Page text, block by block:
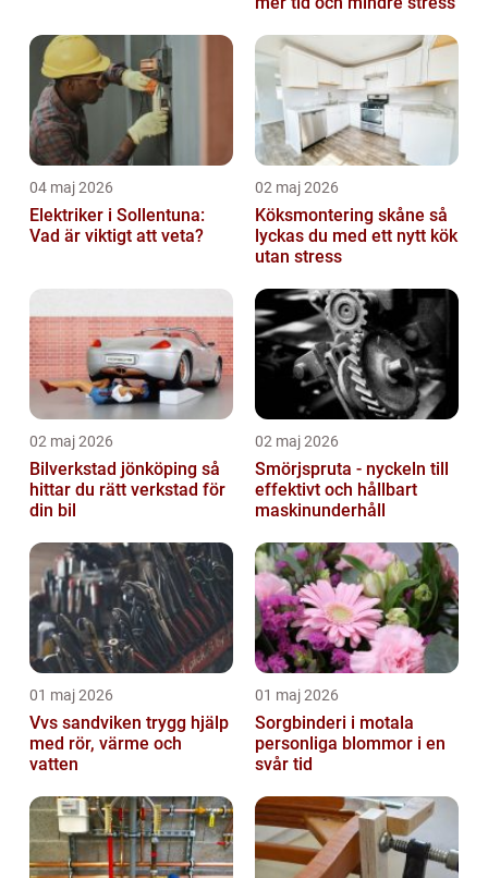
04 maj 2026
Elektriker i Sollentuna:
Vad är viktigt att veta?
02 maj 2026
Köksmontering skåne så
lyckas du med ett nytt kök
utan stress
02 maj 2026
Bilverkstad jönköping så
hittar du rätt verkstad för
din bil
02 maj 2026
Smörjspruta - nyckeln till
effektivt och hållbart
maskinunderhåll
01 maj 2026
Vvs sandviken trygg hjälp
med rör, värme och
vatten
01 maj 2026
Sorgbinderi i motala
personliga blommor i en
svår tid